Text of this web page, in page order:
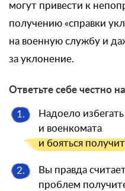
могут привести к
получению «справки
на военную службу и
за уклонение.
Ответьте себе честно
1.
Надоело
и военкомата
и бояться
2.
Вы правда
проблем